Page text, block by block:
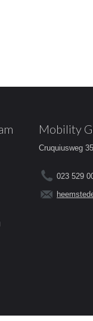
Mobility
Cruquiusweg
023 529